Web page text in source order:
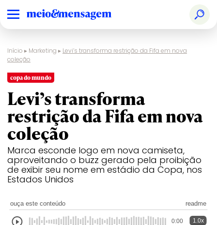
Início ▸ Marketing ▸ Levi’s transforma restrição da Fifa em nova
coleção
copa do mundo
Levi’s transforma
restrição da Fifa em nova
coleção
Marca esconde logo em nova camiseta,
aproveitando o buzz gerado pela proibição
de exibir seu nome em estádio da Copa, nos
Estados Unidos
ouça este conteúdo readme
0:00 1.0x